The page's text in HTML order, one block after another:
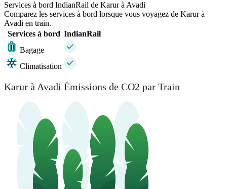
Services à bord IndianRail de Karur à Avadi
Comparez les services à bord lorsque vous voyagez de Karur à
Avadi en train.
Services à bord IndianRail
Bagage
Climatisation
Karur à Avadi Émissions de CO2 par Train